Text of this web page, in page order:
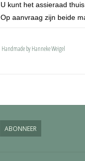
U kunt het assieraad
Op aanvraag zijn beide
karabijnhaak of een
Handmade by Hanneke Weigel
ABONNEER